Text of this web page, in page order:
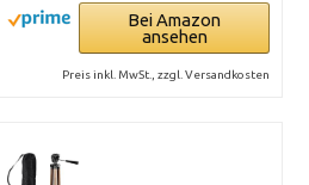
Bei Amazon
ansehen
Preis inkl. MwSt., zzgl. Versandkosten